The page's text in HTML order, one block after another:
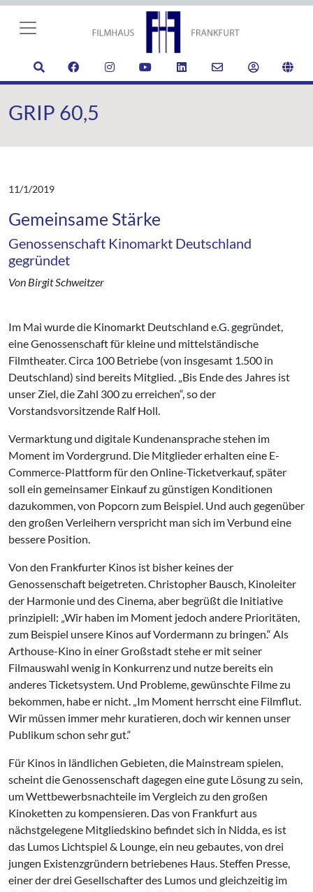
GRIP 60,5
11/1/2019
Gemeinsame Stärke
Genossenschaft Kinomarkt Deutschland
gegründet
Von Birgit Schweitzer
Im Mai wurde die Kinomarkt Deutschland e.G. gegründet,
eine Genossenschaft für kleine und mittelständische
Filmtheater. Circa 100 Betriebe (von insgesamt 1.500 in
Deutschland) sind bereits Mitglied. „Bis Ende des Jahres ist
unser Ziel, die Zahl 300 zu erreichen“, so der
Vorstandsvorsitzende Ralf Holl.
Vermarktung und digitale Kundenansprache stehen im
Moment im Vordergrund. Die Mitglieder erhalten eine E-
Commerce-Plattform für den Online-Ticketverkauf, später
soll ein gemeinsamer Einkauf zu günstigen Konditionen
dazukommen, von Popcorn zum Beispiel. Und auch gegenüber
den großen Verleihern verspricht man sich im Verbund eine
bessere Position.
Von den Frankfurter Kinos ist bisher keines der
Genossenschaft beigetreten. Christopher Bausch, Kinoleiter
der Harmonie und des Cinema, aber begrüßt die Initiative
prinzipiell: „Wir haben im Moment jedoch andere Prioritäten,
zum Beispiel unsere Kinos auf Vordermann zu bringen.“ Als
Arthouse-Kino in einer Großstadt stehe er mit seiner
Filmauswahl wenig in Konkurrenz und nutze bereits ein
anderes Ticketsystem. Und Probleme, gewünschte Filme zu
bekommen, habe er nicht. „Im Moment herrscht eine Filmflut.
Wir müssen immer mehr kuratieren, doch wir kennen unser
Publikum schon sehr gut.“
Für Kinos in ländlichen Gebieten, die Mainstream spielen,
scheint die Genossenschaft dagegen eine gute Lösung zu sein,
um Wettbewerbsnachteile im Vergleich zu den großen
Kinoketten zu kompensieren. Das von Frankfurt aus
nächstgelegene Mitgliedskino befindet sich in Nidda, es ist
das Lumos Lichtspiel & Lounge, ein neu gebautes, von drei
jungen Existenzgründern betriebenes Haus. Steffen Presse,
einer der drei Gesellschafter des Lumos und gleichzeitig im